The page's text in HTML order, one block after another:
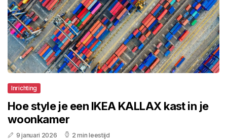
Inrichting
Hoe style je een IKEA KALLAX kast in je
woonkamer
9 januari 2026 2 min leestijd